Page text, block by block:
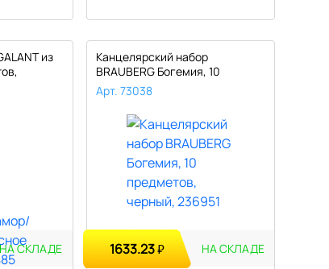
из
НА СКЛАДЕ
Канцелярский набор
BRAUBERG Богемия, 10
предметов, черн..
Арт. 73038
1633.23₽ НА СКЛАДЕ